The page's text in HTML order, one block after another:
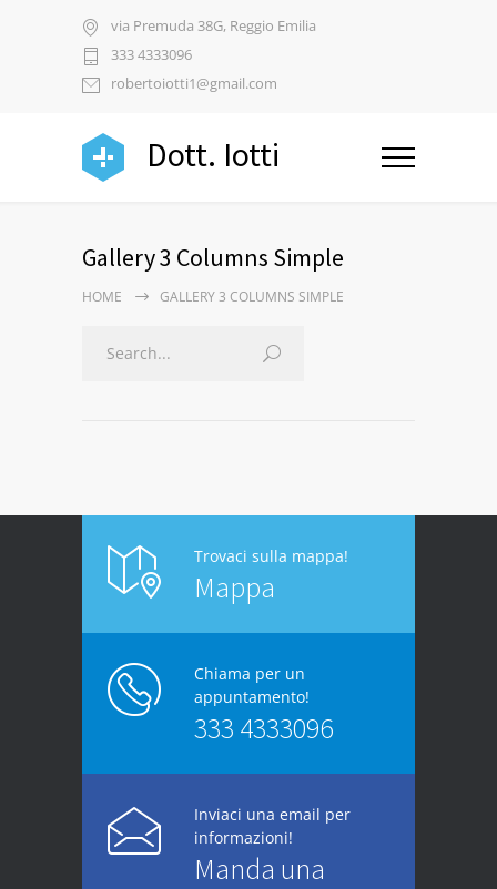
via Premuda 38G, Reggio Emilia
333 4333096
robertoiotti1@gmail.com
Dott. Iotti
Gallery 3 Columns Simple
HOME GALLERY 3 COLUMNS SIMPLE
Trovaci sulla mappa!
Mappa
Chiama per un
appuntamento!
333 4333096
Inviaci una email per
informazioni!
Manda una